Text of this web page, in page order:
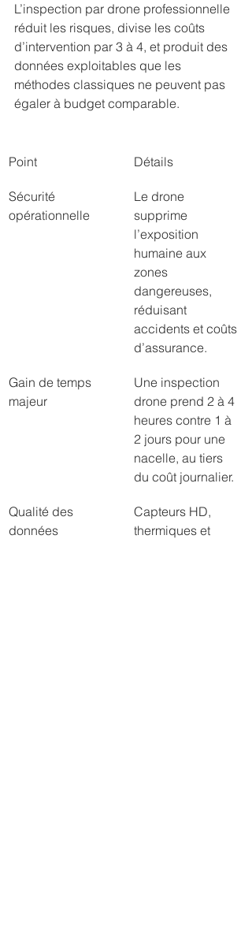
L’inspection par drone professionnelle
réduit les risques, divise les coûts
d’intervention par 3 à 4, et produit des
données exploitables que les
méthodes classiques ne peuvent pas
égaler à budget comparable.
Point Détails
Sécurité
opérationnelle
Le drone
supprime
l’exposition
humaine aux
zones
dangereuses,
réduisant
accidents et coûts
d’assurance.
Gain de temps
majeur
Une inspection
drone prend 2 à 4
heures contre 1 à
2 jours pour une
nacelle, au tiers
du coût journalier.
Qualité des
données
Capteurs HD,
thermiques et